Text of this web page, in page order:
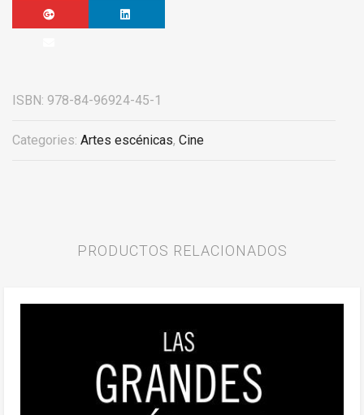
ISBN: 978-84-96924-45-1
Categories: Artes escénicas, Cine
PRODUCTOS RELACIONADOS